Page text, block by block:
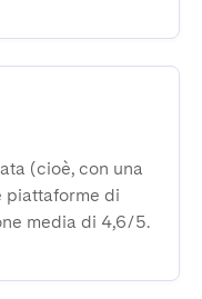
(cioè, con una
piattaforme di
media di 4,6/5.